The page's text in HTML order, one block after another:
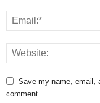
Save my name, email,
comment.